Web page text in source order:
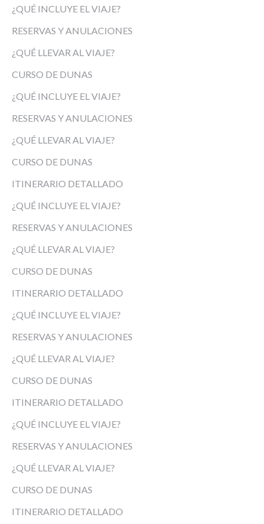
¿QUÉ INCLUYE EL VIAJE?
RESERVAS Y ANULACIONES
¿QUÉ LLEVAR AL VIAJE?
CURSO DE DUNAS
¿QUÉ INCLUYE EL VIAJE?
RESERVAS Y ANULACIONES
¿QUÉ LLEVAR AL VIAJE?
CURSO DE DUNAS
ITINERARIO DETALLADO
¿QUÉ INCLUYE EL VIAJE?
RESERVAS Y ANULACIONES
¿QUÉ LLEVAR AL VIAJE?
CURSO DE DUNAS
ITINERARIO DETALLADO
¿QUÉ INCLUYE EL VIAJE?
RESERVAS Y ANULACIONES
¿QUÉ LLEVAR AL VIAJE?
CURSO DE DUNAS
ITINERARIO DETALLADO
¿QUÉ INCLUYE EL VIAJE?
RESERVAS Y ANULACIONES
¿QUÉ LLEVAR AL VIAJE?
CURSO DE DUNAS
ITINERARIO DETALLADO